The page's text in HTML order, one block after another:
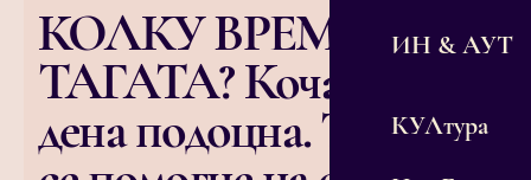
ИН & АУТ
КУЛтура
КОЛКУ ВРЕМЕ ТРАЕ
ТАГАТА? Кочани, 40
дена подоцна. Треба да